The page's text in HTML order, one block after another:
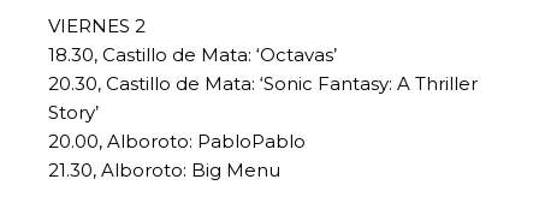
VIERNES 2
18.30, Castillo de Mata: ‘Octavas’
20.30, Castillo de Mata: ‘Sonic Fantasy: A Thriller
Story’
20.00, Alboroto: PabloPablo
21.30, Alboroto: Big Menu